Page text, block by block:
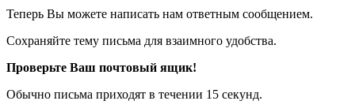
Теперь Вы можете написать нам ответным сообщением.
Сохраняйте тему письма для взаимного удобства.
Проверьте Ваш почтовый ящик!
Обычно письма приходят в течении 15 секунд.